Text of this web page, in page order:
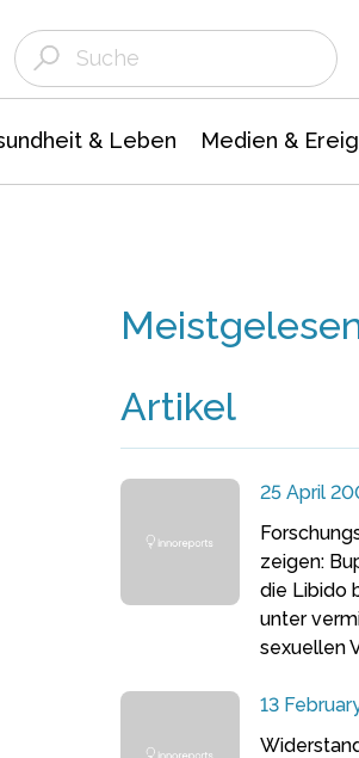
& Leben Medien &
Artikel
25 April
zeigen:
die Libido
unter
sexuellen
13